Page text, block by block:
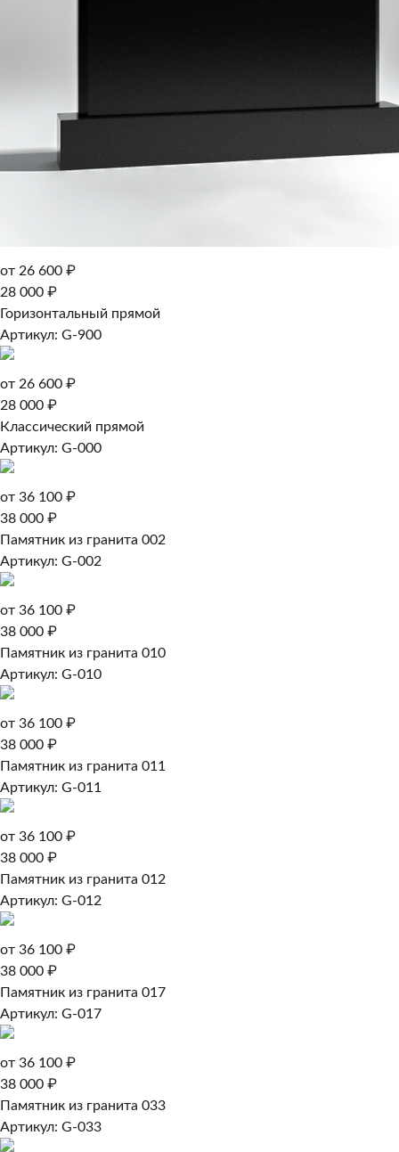
от 26 600 ₽
28 000 ₽
Горизонтальный прямой
Артикул: G-900
от 26 600 ₽
28 000 ₽
Классический прямой
Артикул: G-000
от 36 100 ₽
38 000 ₽
Памятник из гранита 002
Артикул: G-002
от 36 100 ₽
38 000 ₽
Памятник из гранита 010
Артикул: G-010
от 36 100 ₽
38 000 ₽
Памятник из гранита 011
Артикул: G-011
от 36 100 ₽
38 000 ₽
Памятник из гранита 012
Артикул: G-012
от 36 100 ₽
38 000 ₽
Памятник из гранита 017
Артикул: G-017
от 36 100 ₽
38 000 ₽
Памятник из гранита 033
Артикул: G-033